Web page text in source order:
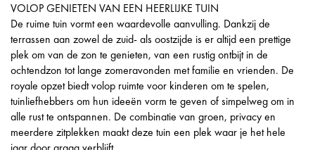
VOLOP GENIETEN VAN EEN HEERLIJKE TUIN
De ruime tuin vormt een waardevolle aanvulling. Dankzij de
terrassen aan zowel de zuid- als oostzijde is er altijd een prettige
plek om van de zon te genieten, van een rustig ontbijt in de
ochtendzon tot lange zomeravonden met familie en vrienden. De
royale opzet biedt volop ruimte voor kinderen om te spelen,
tuinliefhebbers om hun ideeën vorm te geven of simpelweg om in
alle rust te ontspannen. De combinatie van groen, privacy en
meerdere zitplekken maakt deze tuin een plek waar je het hele